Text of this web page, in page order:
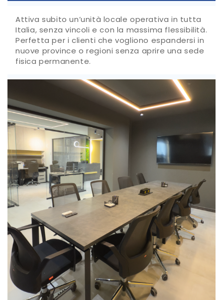
Attiva subito un’unità locale operativa in tutta
Italia, senza vincoli e con la massima flessibilità.
Perfetta per i clienti che vogliono espandersi in
nuove province o regioni senza aprire una sede
fisica permanente.